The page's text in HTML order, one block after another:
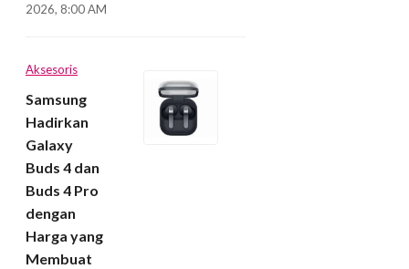
2026, 8:00 AM
Aksesoris
Samsung
Hadirkan
Galaxy
Buds 4 dan
Buds 4 Pro
dengan
Harga yang
Membuat